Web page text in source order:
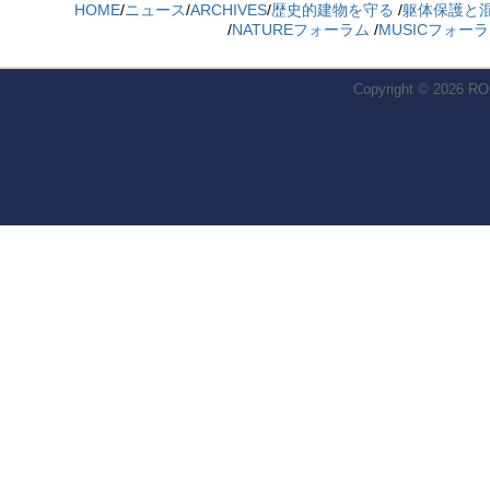
HOME/ニュース/ARCHIVES/歴史的建物を守る /躯体保護と
/NATUREフォーラム /MUSICフォー
Copyright © 2026